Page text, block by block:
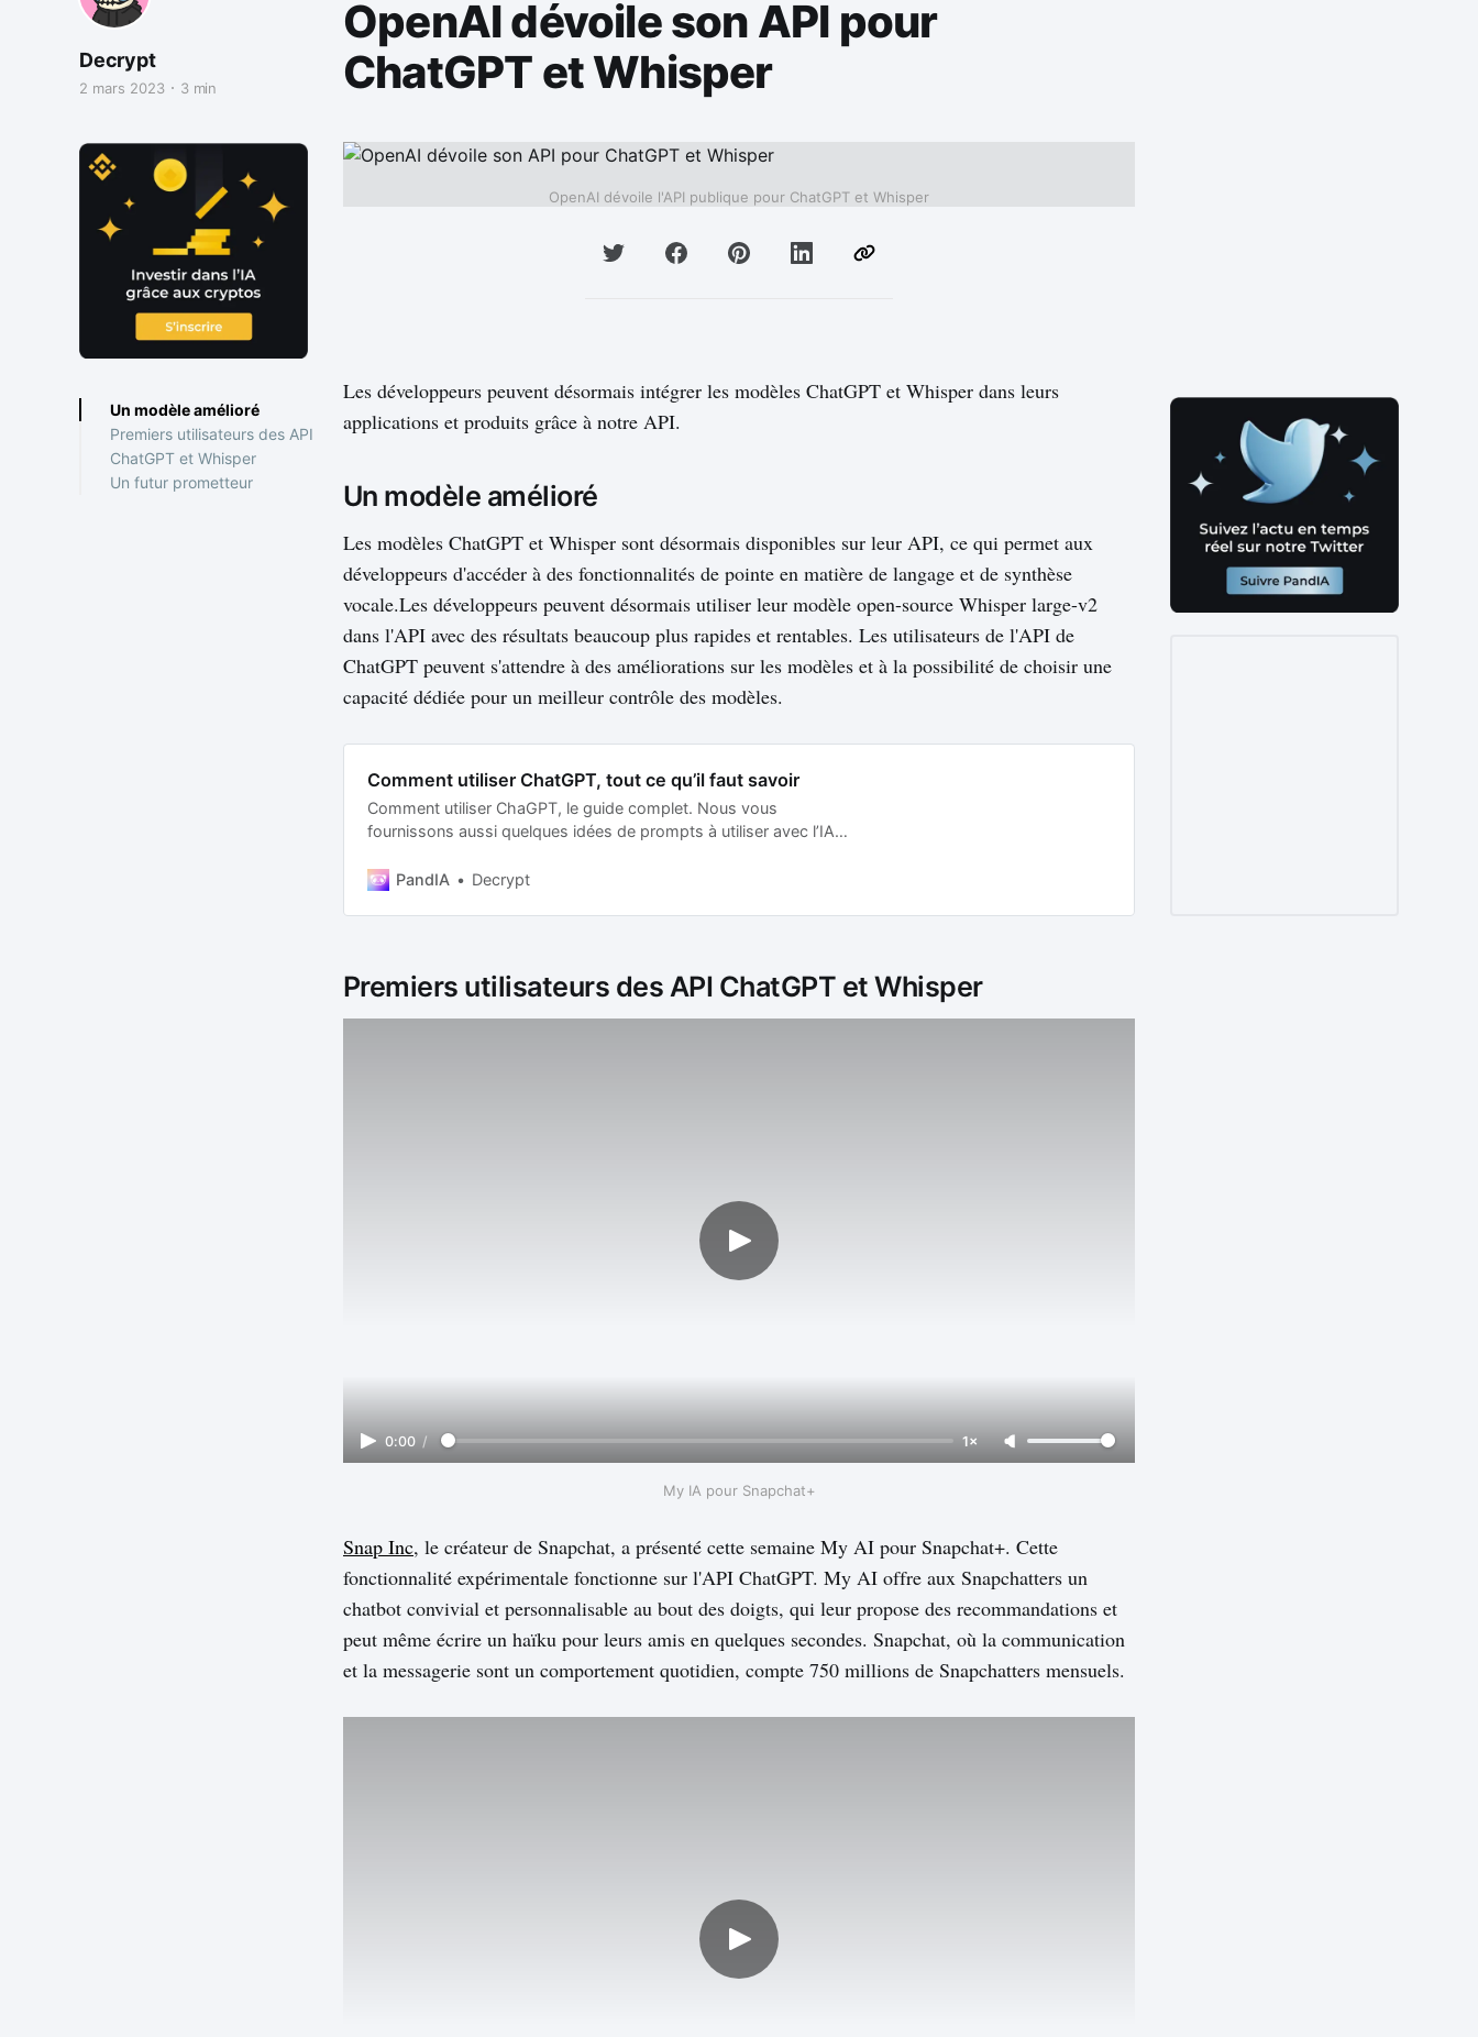
OpenAI dévoile son API pour
ChatGPT et Whisper
Decrypt
2 mars 2023 3 min
OpenAI dévoile l'API publique pour ChatGPT et Whisper
Un modèle amélioré
Premiers utilisateurs des API
ChatGPT et Whisper
Un futur prometteur
Les développeurs peuvent désormais intégrer les modèles ChatGPT et Whisper dans leurs
applications et produits grâce à notre API.
Un modèle amélioré
Les modèles ChatGPT et Whisper sont désormais disponibles sur leur API, ce qui permet aux
développeurs d'accéder à des fonctionnalités de pointe en matière de langage et de synthèse
vocale.Les développeurs peuvent désormais utiliser leur modèle open-source Whisper large-v2
dans l'API avec des résultats beaucoup plus rapides et rentables. Les utilisateurs de l'API de
ChatGPT peuvent s'attendre à des améliorations sur les modèles et à la possibilité de choisir une
capacité dédiée pour un meilleur contrôle des modèles.
Comment utiliser ChatGPT, tout ce qu’il faut savoir
Comment utiliser ChaGPT, le guide complet. Nous vous
fournissons aussi quelques idées de prompts à utiliser avec l’IA
PandIA
Decrypt
Premiers utilisateurs des API ChatGPT et Whisper
0:00 / 1×
My IA pour Snapchat+
Snap Inc, le créateur de Snapchat, a présenté cette semaine My AI pour Snapchat+. Cette
fonctionnalité expérimentale fonctionne sur l'API ChatGPT. My AI offre aux Snapchatters un
chatbot convivial et personnalisable au bout des doigts, qui leur propose des recommandations et
peut même écrire un haïku pour leurs amis en quelques secondes. Snapchat, où la communication
et la messagerie sont un comportement quotidien, compte 750 millions de Snapchatters mensuels.